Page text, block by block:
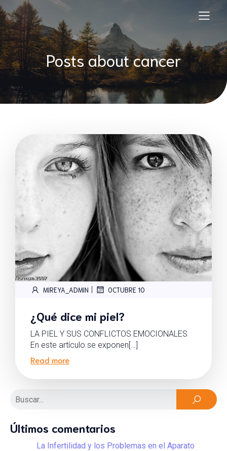
Posts about cancer
MIREYA_ADMIN | OCTUBRE 10
¿Qué dice mi piel?
LA PIEL Y SUS CONFLICTOS EMOCIONALES
En este artículo se exponen[…]
Read more
Últimos comentarios
La Infertilidad y los Problemas en el Aparato